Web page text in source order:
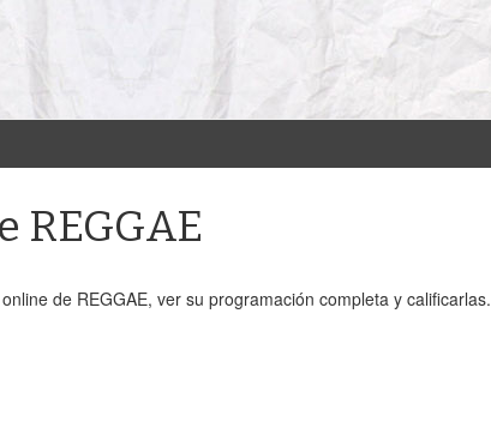
REGGAE
de REGGAE, ver su programación completa y calificarlas.